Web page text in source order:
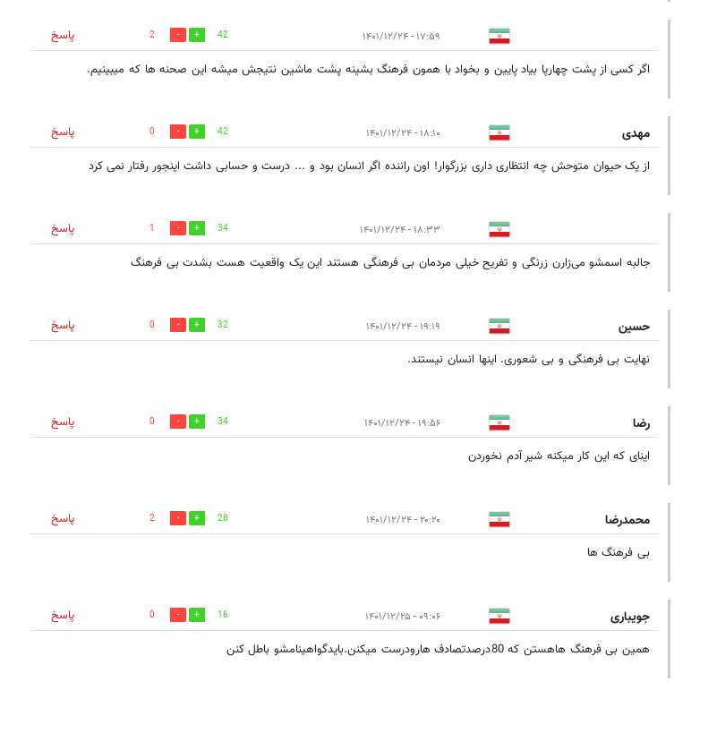
۱۷:۵۹ - ۱۴۰۱/۱۲/۲۴ 42
2
پاسخ
اگر کسی از پشت چهارپا بیاد پایین و بخواد با همون فرهنگ بشینه پشت ماشین نتیجش میشه این صحنه ها که میبینیم.
مهدی ۱۸:۱۰ - ۱۴۰۱/۱۲/۲۴ 42
0
پاسخ
از یک حیوان متوحش چه انتظاری داری بزرگوار! اون راننده اگر انسان بود و ... درست و حسابی داشت اینجور رفتار نمی کرد
۱۸:۳۳ - ۱۴۰۱/۱۲/۲۴ 34
1
پاسخ
جالبه اسمشو می‌زارن زرنگی و تفریح خیلی مردمان بی فرهنگی هستند این یک واقعیت هست بشدت بی فرهنگ
حسین ۱۹:۱۹ - ۱۴۰۱/۱۲/۲۴ 32
0
پاسخ
نهایت بی فرهنگی و بی شعوری. اینها انسان نیستند.
رضا ۱۹:۵۶ - ۱۴۰۱/۱۲/۲۴ 34
0
پاسخ
اینای که این کار میکنه شیر آدم نخوردن
محمدرضا ۲۰:۲۰ - ۱۴۰۱/۱۲/۲۴ 28
2
پاسخ
بی فرهنگ ها
جویباری ۰۹:۰۶ - ۱۴۰۱/۱۲/۲۵ 16
0
پاسخ
همین بی فرهنگ هاهستن که 80درصدتصادف هارودرست میکنن.بایدگواهینامشو باطل کنن